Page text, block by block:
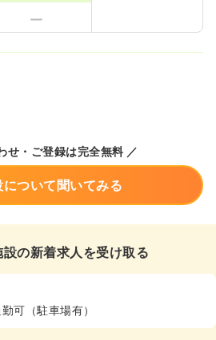
せ・ご登録は完全無料 ／
について聞いてみる
の新着求人を受け取る
可（駐車場有）